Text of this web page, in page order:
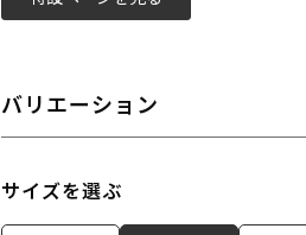
バリエーション
サイズを選ぶ